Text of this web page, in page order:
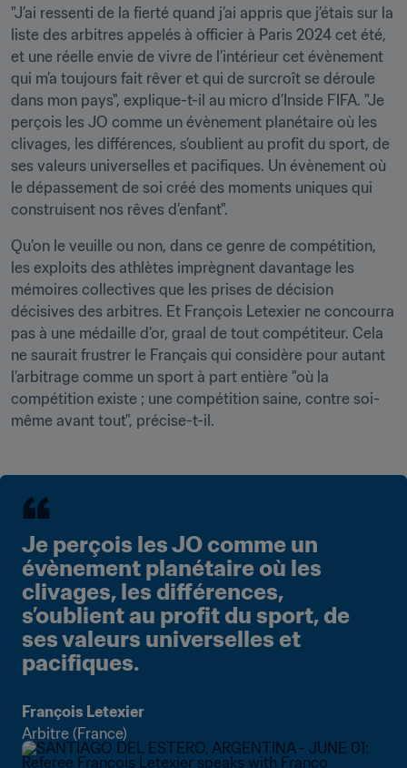
"J’ai ressenti de la fierté quand j’ai appris que j’étais sur la
liste des arbitres appelés à officier à Paris 2024 cet été,
et une réelle envie de vivre de l’intérieur cet évènement
qui m’a toujours fait rêver et qui de surcroît se déroule
dans mon pays", explique-t-il au micro d’Inside FIFA. "Je
perçois les JO comme un évènement planétaire où les
clivages, les différences, s’oublient au profit du sport, de
ses valeurs universelles et pacifiques. Un évènement où
le dépassement de soi créé des moments uniques qui
construisent nos rêves d’enfant".
Qu’on le veuille ou non, dans ce genre de compétition,
les exploits des athlètes imprègnent davantage les
mémoires collectives que les prises de décision
décisives des arbitres. Et François Letexier ne concourra
pas à une médaille d’or, graal de tout compétiteur. Cela
ne saurait frustrer le Français qui considère pour autant
l’arbitrage comme un sport à part entière "où la
compétition existe ; une compétition saine, contre soi-
même avant tout", précise-t-il.
Je perçois les JO comme un
évènement planétaire où les
clivages, les différences,
s’oublient au profit du sport, de
ses valeurs universelles et
pacifiques.
François Letexier
Arbitre (France)